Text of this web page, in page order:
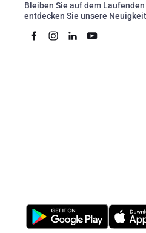
Bleiben Sie auf dem Laufenden
entdecken Sie unsere